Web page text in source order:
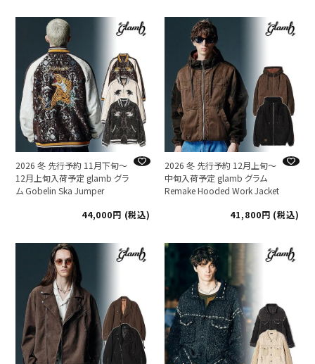
2026 冬 先行予約 11月下旬～
12月上旬入荷予定 glamb グラ
ム Gobelin Ska Jumper
44,000
税込
2026 冬 先行予約 12月上旬～
中旬入荷予定 glamb グラム
Remake Hooded Work Jacket
41,800
税込